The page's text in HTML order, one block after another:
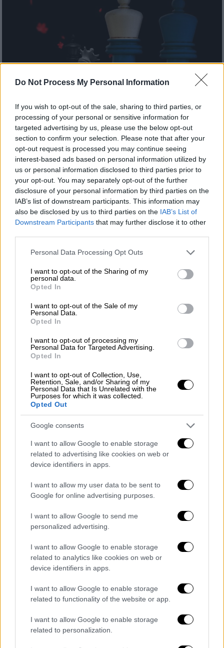
Do Not Process My Personal Information
If you wish to opt-out of the sale, sharing to third parties, or
processing of your personal or sensitive information for
targeted advertising by us, please use the below opt-out
section to confirm your selection. Please note that after your
opt-out request is processed you may continue seeing
interest-based ads based on personal information utilized by
us or personal information disclosed to third parties prior to
your opt-out. You may separately opt-out of the further
disclosure of your personal information by third parties on the
IAB’s list of downstream participants. This information may
also be disclosed by us to third parties on the IAB’s List of
Downstream Participants that may further disclose it to other
Please note that this website/app uses one or more Google
not limited to your visit or usage behaviour. You may click to
grant or deny consent to Google and its third-party tags to
use your data for below specified purposes in below Google
consent section.
Personal Data Processing Opt Outs
I want to opt-out of the Sharing of my
personal data.
Opted In
I want to opt-out of the Sale of my
Personal Data.
Opted In
I want to opt-out of processing my
Personal Data for Targeted Advertising.
Opted In
I want to opt-out of Collection, Use,
Retention, Sale, and/or Sharing of my
Personal Data that Is Unrelated with the
Purposes for which it was collected.
Opted Out
Google consents
I want to allow Google to enable storage
related to advertising like cookies on web or
device identifiers in apps.
I want to allow my user data to be sent to
Google for online advertising purposes.
I want to allow Google to send me
personalized advertising.
I want to allow Google to enable storage
related to analytics like cookies on web or
device identifiers in apps.
I want to allow Google to enable storage
related to functionality of the website or app.
I want to allow Google to enable storage
related to personalization.
Απόψεις|24.02.2023 06:00
Η επίπτωση του πολέμου στον τουρισμό:
Η ρωσική αγορά θα παραμείνει εκτός
τουριστικού ρεύματος προς την Ελλάδα
και το 2023
Το θετικό για το 2023 είναι πως οι αγορές
της Κίνας και της Αυστραλίας που το 2022
παρέμειναν κλειστές λόγω πανδημίας έχουν
πλέον ανοίξει και αναμένουμε ρεύμα
επισκεπτών και από τις δυο χώρες λέει ο
πρόεδρος της ΠΟΞ
Απόψεις|24.02.2023 06:00
134 μέρες πολεμικής ανταπόκρισης
στην Ουκρανία
Η δημοσιογράφος του Open, Αδαμαντία
Λιόλιου περιγράφει τις 134 μέρες πολέμου